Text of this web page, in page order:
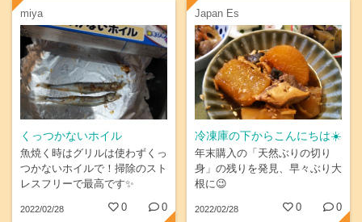
miya
くっつかないホイル
魚焼く時はグリルは使わずくっ
つかないホイルで！掃除のスト
レスフリーで最高です✨
2022/02/28 0 0
Japan Es
冷凍庫の下からこんにちは☀️
年末購入の「天然ぶりの切り
身」の残りを発見、早々ぶり大
根に😉
2022/02/28 0 0